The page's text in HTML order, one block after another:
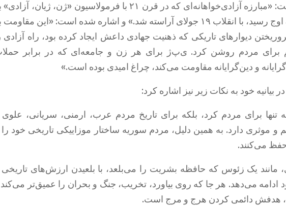
: «مبارزه آزادی‌خواهانه‌ای که در قرن ۲۱ با فرمولاسیون «ژن، ژیان، آزادی»
انقلاب ۱۹ جولای آراسته شد
.» و اشاره شده است: «این مقاومت
دیوارهای تاریکی که ذهنیت جهادی داعش ایجاد کرده بود، راه آزادی
برای مردم روشن کرد. ی‌پ‌ژ برای هر زن و جامعه‌ای که در برابر
و دین‌گرایانه مقاومت می‌کند، چراغ امیدی بوده است.»
خود به نکات زیر نیز اشاره کرد:
جولای نه تنها برای مردم کرد، بلکه برای تاریخ مردم عرب، ارمنی، سریانی،
و موثری دارد. به همین دلیل، مردم سوریه ساختار موزاییکی تاریخی خود را
حفظ می‌کنند.
مانند یک زئوس که حافظه بشریت را می‌بلعد، با بلعیدن ارزش‌های
ادامه می‌دهد. هر جا که روی بیاورد، تخریب، جنگ و بحران را عمیق‌تر
هدفش دائمی کردن هرج و مرج است.